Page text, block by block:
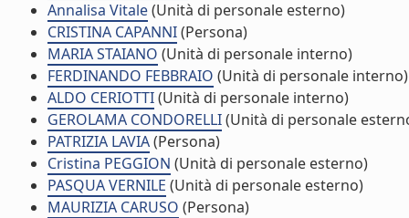
Annalisa Vitale(Unità di personale esterno)
CRISTINA CAPANNI(Persona)
MARIA STAIANO (Unità di personale interno)
FERDINANDO FEBBRAIO (Unità di personale interno)
ALDO CERIOTTI(Unità di personale interno)
GEROLAMA CONDORELLI(Unità di personale
PATRIZIA LAVIA(Persona)
Cristina PEGGION (Unità di personale esterno)
PASQUA VERNILE (Unità di personale esterno)
MAURIZIA CARUSO (Persona)